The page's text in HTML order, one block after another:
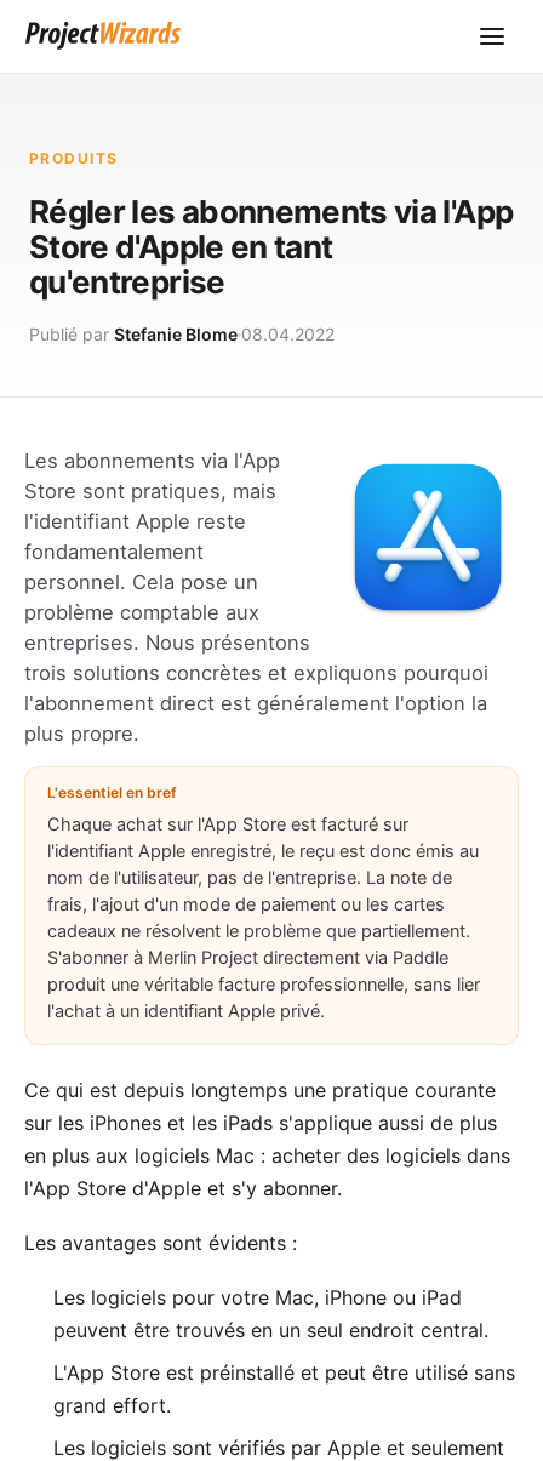
PRODUITS
Régler les abonnements via l'App
Store d'Apple en tant
qu'entreprise
Publié par Stefanie Blome 08.04.2022
Les abonnements via l'App
Store sont pratiques, mais
l'identifiant Apple reste
fondamentalement
personnel. Cela pose un
problème comptable aux
entreprises. Nous présentons
trois solutions concrètes et expliquons pourquoi
l'abonnement direct est généralement l'option la
plus propre.
L'essentiel en bref
Chaque achat sur l'App Store est facturé sur
l'identifiant Apple enregistré, le reçu est donc émis au
nom de l'utilisateur, pas de l'entreprise. La note de
frais, l'ajout d'un mode de paiement ou les cartes
cadeaux ne résolvent le problème que partiellement.
S'abonner à Merlin Project directement via Paddle
produit une véritable facture professionnelle, sans lier
l'achat à un identifiant Apple privé.
Ce qui est depuis longtemps une pratique courante
sur les iPhones et les iPads s'applique aussi de plus
en plus aux logiciels Mac : acheter des logiciels dans
l'App Store d'Apple et s'y abonner.
Les avantages sont évidents :
Les logiciels pour votre Mac, iPhone ou iPad
peuvent être trouvés en un seul endroit central.
L'App Store est préinstallé et peut être utilisé sans
grand effort.
Les logiciels sont vérifiés par Apple et seulement